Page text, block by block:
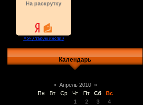
На раскрутку
Календарь
« Апрель 2010 »
Пн
Вт Ср Чт Пт Сб
Вс
1
2 3
4